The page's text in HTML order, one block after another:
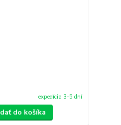
expedícia 3-5 dní
do košíka